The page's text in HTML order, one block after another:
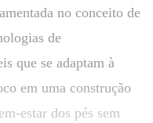
no conceito de
de
que se adaptam à
em uma construção
estar dos pés sem